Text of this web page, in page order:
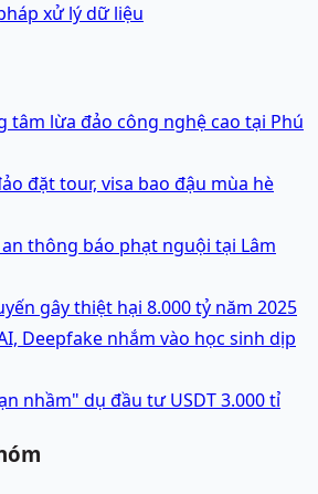
xử lý dữ liệu
tâm lừa đảo công nghệ cao tại Phú
đặt tour, visa bao đậu mùa hè
thông báo phạt nguội tại Lâm
gây thiệt hại 8.000 tỷ năm 2025
Deepfake nhắm vào học sinh dịp
nhầm" dụ đầu tư USDT 3.000 tỉ